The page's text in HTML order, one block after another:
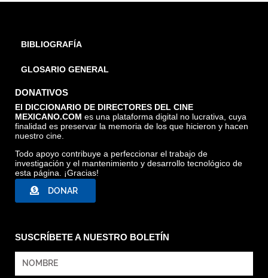
BIBLIOGRAFÍA
GLOSARIO GENERAL
DONATIVOS
El DICCIONARIO DE DIRECTORES DEL CINE
MEXICANO.COM es una plataforma digital no lucrativa, cuya
finalidad es preservar la memoria de los que hicieron y hacen
nuestro cine.
Todo apoyo contribuye a perfeccionar el trabajo de
investigación y el mantenimiento y desarrollo tecnológico de
esta página. ¡Gracias!
DONAR
SUSCRÍBETE A NUESTRO BOLETÍN